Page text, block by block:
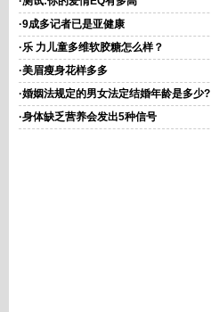
·9成多记者已是亚健康
·乐 力儿童多维软胶糖怎么样？
·美眉瘦身花样多多
·婚姻法规定的男女法定结婚年龄是多少?
·身体缺乏营养会发出5种信号